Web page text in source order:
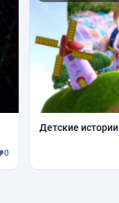
0
Детские истории